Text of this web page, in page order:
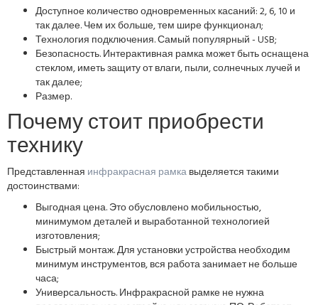
Доступное количество одновременных касаний: 2, 6, 10 и
так далее. Чем их больше, тем шире функционал;
Технология подключения. Самый популярный - USB;
Безопасность. Интерактивная рамка может быть оснащена
стеклом, иметь защиту от влаги, пыли, солнечных лучей и
так далее;
Размер.
Почему стоит приобрести
технику
Представленная инфракрасная рамкавыделяется такими
достоинствами:
Выгодная цена. Это обусловлено мобильностью,
минимумом деталей и выработанной технологией
изготовления;
Быстрый монтаж. Для установки устройства необходим
минимум инструментов, вся работа занимает не больше
часа;
Универсальность. Инфракрасной рамке не нужна